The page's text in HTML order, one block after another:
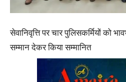
सेवानिवृत्ति पर चार पुलिसकर्मियों को
सम्मान देकर किया सम्मानित